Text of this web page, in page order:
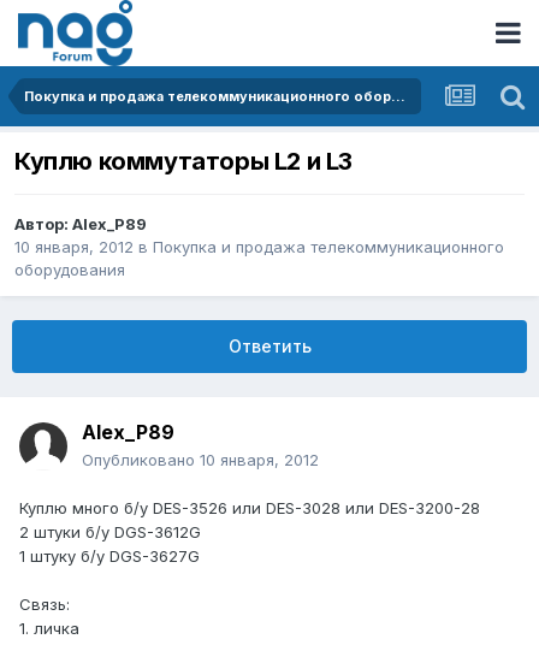
Покупка и продажа телекоммуникационного оборудования
Куплю коммутаторы L2 и L3
Автор: Alex_P89
10 января, 2012 в Покупка и продажа телекоммуникационного
оборудования
Ответить
Alex_P89
Опубликовано 10 января, 2012
Куплю много б/у DES-3526 или DES-3028 или DES-3200-28
2 штуки б/у DGS-3612G
1 штуку б/у DGS-3627G
Связь:
1. личка